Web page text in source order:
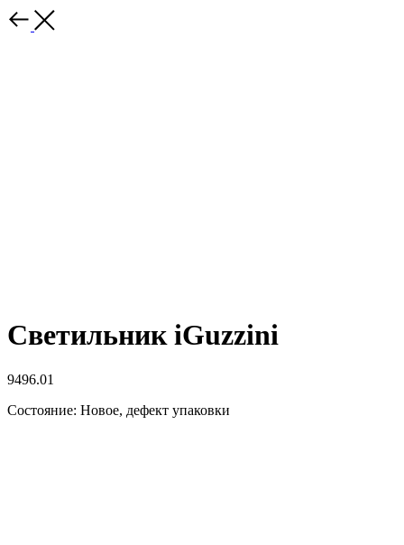
Светильник iGuzzini
9496.01
Состояние: Новое, дефект упаковки